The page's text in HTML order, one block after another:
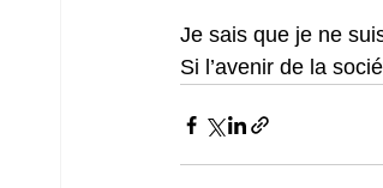
Je sais que je ne
Si l’avenir de la